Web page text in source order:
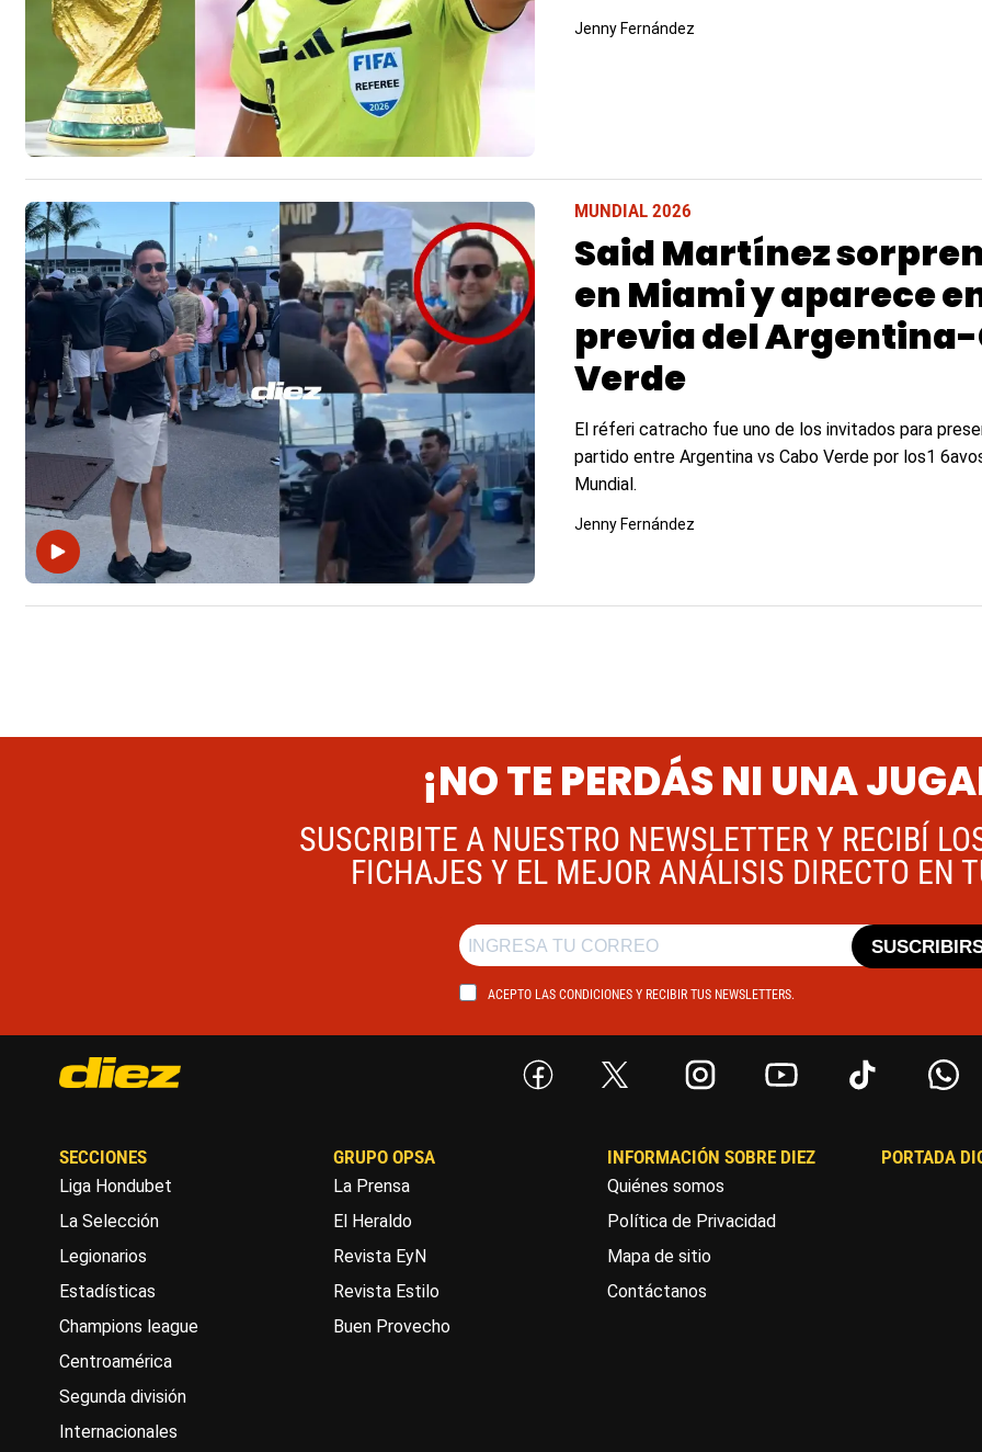
Jenny Fernández
MUNDIAL 2026
Said Martínez
en Miami y aparece
previa del
Verde
El réferi catracho fue uno de los invitados para
partido entre Argentina vs Cabo Verde por los1
Mundial.
Jenny Fernández
¡NO TE PERDÁS NI UNA
SUSCRIBITE A NUESTRO NEWSLETTER Y RECIBÍ
FICHAJES Y EL MEJOR ANÁLISIS DIRECTO EN
ACEPTO LAS CONDICIONES Y RECIBIR TUS NEWSLETTERS.
SECCIONES
Liga Hondubet
La Selección
Legionarios
Estadísticas
Champions league
Centroamérica
Segunda división
Internacionales
GRUPO OPSA
La Prensa
El Heraldo
Revista EyN
Revista Estilo
Buen Provecho
INFORMACIÓN SOBRE DIEZ
Quiénes somos
Política de Privacidad
Mapa de sitio
Contáctanos
PORTADA